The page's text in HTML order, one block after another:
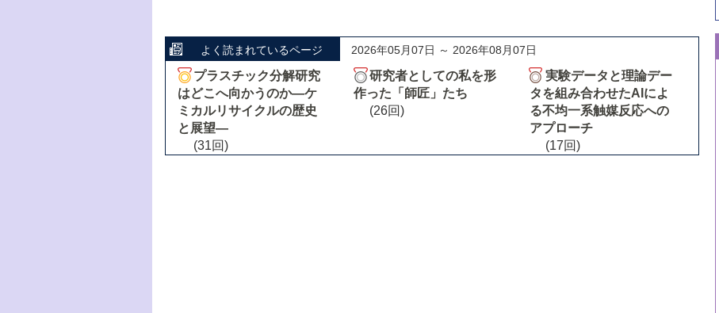
よく読まれているページ 2026年05月07日 ～ 2026年08月07日
プラスチック分解研究
はどこへ向かうのか―ケ
ミカルリサイクルの歴史
と展望―
(31回)
研究者としての私を形
作った「師匠」たち
(26回)
実験データと理論デー
タを組み合わせたAIによ
る不均一系触媒反応への
アプローチ
(17回)